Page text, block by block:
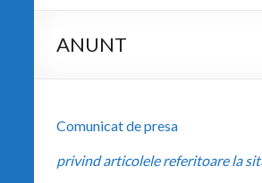
ANUNT
Comunicat de presa
privind articolele referitoare la